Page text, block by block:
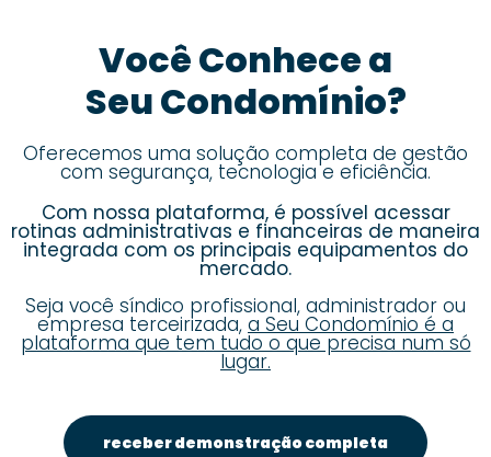
Você Conhece a
Seu Condomínio?
Oferecemos uma solução completa de gestão
com segurança, tecnologia e eficiência.
Com nossa plataforma, é possível acessar
rotinas administrativas e financeiras de maneira
integrada com os principais equipamentos do
mercado.
Seja você síndico profissional, administrador ou
empresa terceirizada, a Seu Condomínio é a
plataforma que tem tudo o que precisa num só
lugar.
receber demonstração completa